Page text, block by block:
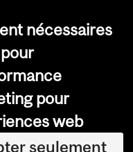
2026
nécessaires
pour
web
seulement